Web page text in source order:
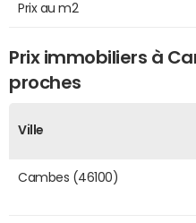
Prix au m2
Prix immobiliers à
proches
Ville
Cambes (46100)